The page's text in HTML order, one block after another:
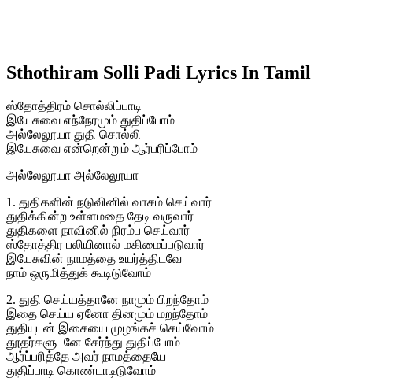
Sthothiram Solli Padi Lyrics In Tamil
ஸ்தோத்திரம் சொல்லிப்பாடி
இயேசுவை எந்நேரமும் துதிப்போம்
அல்லேலூயா துதி சொல்லி
இயேசுவை என்றென்றும் ஆர்பரிப்போம்
அல்லேலூயா அல்லேலூயா
1. துதிகளின் நடுவினில் வாசம் செய்வார்
துதிக்கின்ற உள்ளமதை தேடி வருவார்
துதிகளை நாவினில் நிரம்ப செய்வார்
ஸ்தோத்திர பலியினால் மகிமைப்படுவார்
இயேசுவின் நாமத்தை உயர்த்திடவே
நாம் ஒருமித்துக் கூடிடுவோம்
2. துதி செய்யத்தானே நாமும் பிறந்தோம்
இதை செய்ய ஏனோ தினமும் மறந்தோம்
துதியுடன் இசையை முழங்கச் செய்வோம்
தூதர்களுடனே சேர்ந்து துதிப்போம்
ஆர்ப்பரித்தே அவர் நாமத்தையே
துதிப்பாடி கொண்டாடிடுவோம்